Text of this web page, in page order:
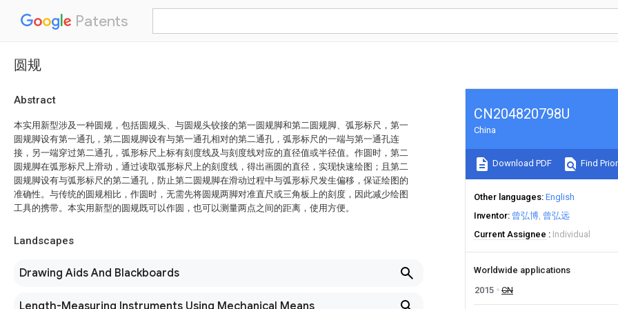
Patents
圆规
Abstract
本实用新型涉及一种圆规，包括圆规头、与圆规头铰接的第一圆规脚和第二圆规脚、弧形标尺，第一
圆规脚设有第一通孔，第二圆规脚设有与第一通孔相对的第二通孔，弧形标尺的一端与第一通孔连
接，另一端穿过第二通孔，弧形标尺上标有刻度线及与刻度线对应的直径值或半径值。作圆时，第二
圆规脚在弧形标尺上滑动，通过读取弧形标尺上的刻度线，得出画圆的直径，实现快速绘图；且第二
圆规脚设有与弧形标尺的第二通孔，防止第二圆规脚在滑动过程中与弧形标尺发生偏移，保证绘图的
准确性。与传统的圆规相比，作圆时，无需先将圆规两脚对准直尺或三角板上的刻度，因此减少绘图
工具的携带。本实用新型的圆规既可以作圆，也可以测量两点之间的距离，使用方便。
Landscapes
Drawing Aids And Blackboards
Length-Measuring Instruments Using Mechanical Means
CN204820798U
China
Download PDF Find
Other languages English
Inventor 曾弘博 曾弘远
Current Assignee
Individual
Worldwide applications
2015
CN